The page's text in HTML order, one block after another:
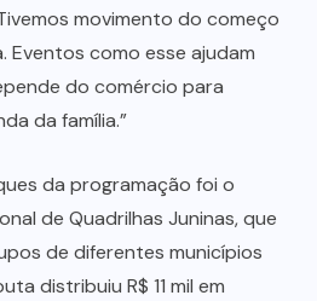
movimento do começo
Eventos como esse ajudam
do comércio para
da família.”
da programação foi o
de Quadrilhas Juninas, que
de diferentes municípios
distribuiu R$ 11 mil em